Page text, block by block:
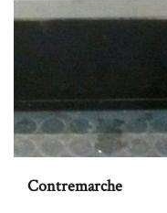
Contremarche